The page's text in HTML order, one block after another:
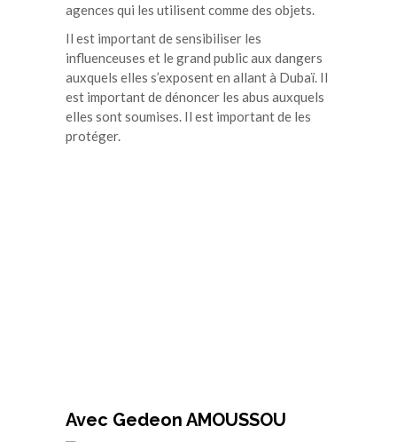
agences qui les utilisent comme des objets.
Il est important de sensibiliser les
influenceuses et le grand public aux dangers
auxquels elles s’exposent en allant à Dubaï. Il
est important de dénoncer les abus auxquels
elles sont soumises. Il est important de les
protéger.
Avec Gedeon AMOUSSOU